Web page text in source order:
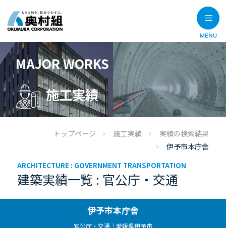
MAJOR WORKS
施工実績
トップページ 施工実績
実績の検索結果
伊予市本庁舎
ARCHITECTURE : GOVERNMENT TRANSPORTATION
建築実績一覧 : 官公庁・交通
伊予市本庁舎
官公庁・交通｜愛媛県伊予市